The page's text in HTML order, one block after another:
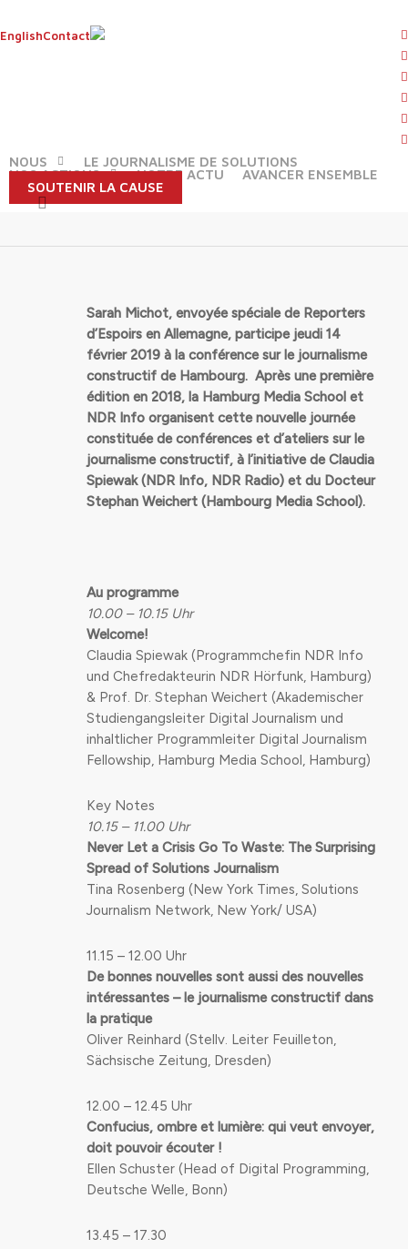
to
EnglishContact
NOUS
LE JOURNALISME DE SOLUTIONS
NOS ACTIONS
NOTRE ACTU
AVANCER ENSEMBLE
SOUTENIR LA CAUSE
search
constructif
No Comments
Sarah Michot, envoyée spéciale de Reporters
d’Espoirs en Allemagne, participe jeudi 14
février 2019 à la conférence sur le journalisme
constructif de Hambourg. Après une première
édition en 2018, la Hamburg Media School et
NDR Info organisent cette nouvelle journée
constituée de conférences et d’ateliers sur le
journalisme constructif, à l’initiative de Claudia
Spiewak (NDR Info, NDR Radio) et du Docteur
Stephan Weichert (Hambourg Media School).
Au programme
10.00 – 10.15 Uhr
Welcome!
Claudia Spiewak (Programmchefin NDR Info
und Chefredakteurin NDR Hörfunk, Hamburg)
& Prof. Dr. Stephan Weichert (Akademischer
Studiengangsleiter Digital Journalism und
inhaltlicher Programmleiter Digital Journalism
Fellowship, Hamburg Media School, Hamburg)
Key Notes
10.15 – 11.00 Uhr
Never Let a Crisis Go To Waste: The Surprising
Spread of Solutions Journalism
Tina Rosenberg (New York Times, Solutions
Journalism Network, New York/ USA)
11.15 – 12.00 Uhr
De bonnes nouvelles sont aussi des nouvelles
intéressantes – le journalisme constructif dans
la pratique
Oliver Reinhard (Stellv. Leiter Feuilleton,
Sächsische Zeitung, Dresden)
12.00 – 12.45 Uhr
Confucius, ombre et lumière: qui veut envoyer,
doit pouvoir écouter !
Ellen Schuster (Head of Digital Programming,
Deutsche Welle, Bonn)
13.45 – 17.30